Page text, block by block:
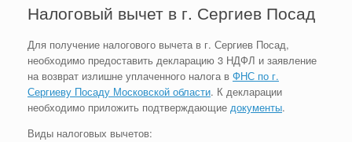
Налоговый вычет в г. Сергиев Посад
Для получение налогового вычета в г. Сергиев Посад,
необходимо предоставить декларацию 3 НДФЛ и заявление
на возврат излишне уплаченного налога в ФНС по г.
Сергиеву Посаду Московской области. К декларации
необходимо приложить подтверждающие документы.
Виды налоговых вычетов: